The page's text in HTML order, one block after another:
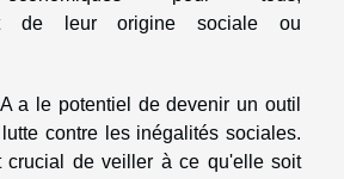
de leur origine sociale ou
a le potentiel de devenir un outil
contre les inégalités sociales.
crucial de veiller à ce qu'elle soit